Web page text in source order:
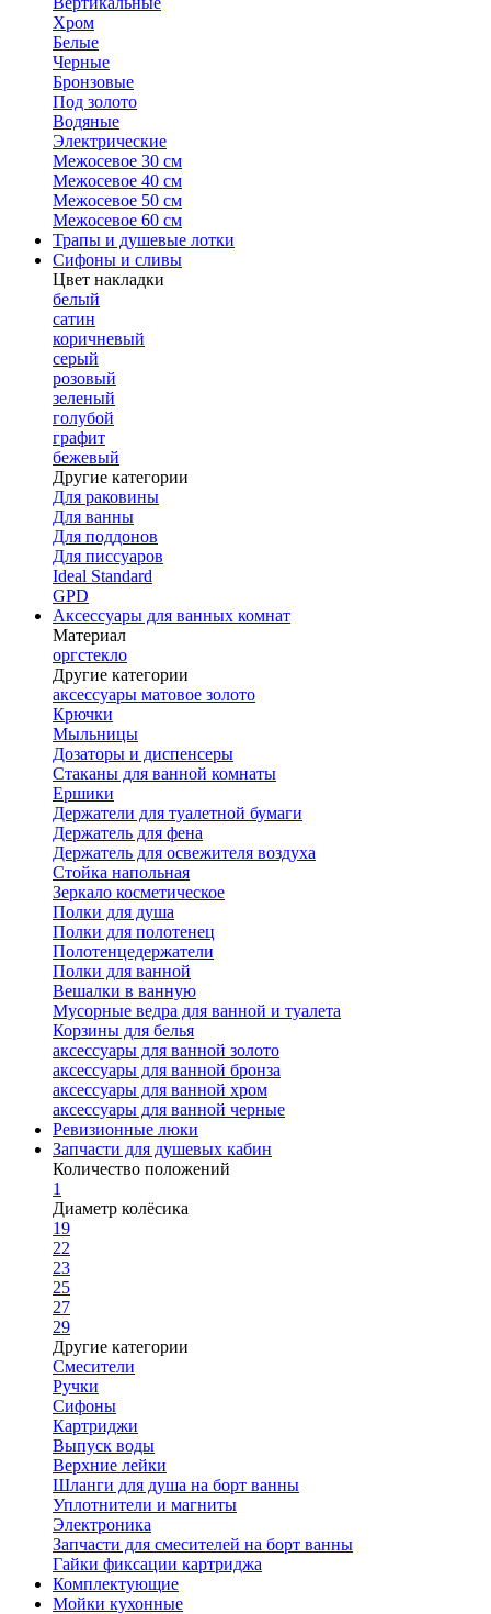
Хром
Белые
Черные
Бронзовые
Под золото
Водяные
Электрические
Межосевое 30 см
Межосевое 40 см
Межосевое 50 см
Межосевое 60 см
Трапы и душевые лотки
Сифоны и сливы
Цвет накладки
белый
сатин
коричневый
серый
розовый
зеленый
голубой
графит
бежевый
Другие категории
Для раковины
Для ванны
Для поддонов
Для писсуаров
Ideal Standard
GPD
Аксессуары для ванных комнат
Материал
оргстекло
Другие категории
аксессуары матовое золото
Крючки
Мыльницы
Дозаторы и диспенсеры
Стаканы для ванной комнаты
Ершики
Держатели для туалетной бумаги
Держатель для фена
Держатель для освежителя воздуха
Стойка напольная
Зеркало косметическое
Полки для душа
Полки для полотенец
Полотенцедержатели
Полки для ванной
Вешалки в ванную
Мусорные ведра для ванной и туалета
Корзины для белья
аксессуары для ванной золото
аксессуары для ванной бронза
аксессуары для ванной хром
аксессуары для ванной черные
Ревизионные люки
Запчасти для душевых кабин
Количество положений
1
Диаметр колёсика
19
22
23
25
27
29
Другие категории
Смесители
Ручки
Сифоны
Картриджи
Выпуск воды
Верхние лейки
Шланги для душа на борт ванны
Уплотнители и магниты
Электроника
Запчасти для смесителей на борт ванны
Гайки фиксации картриджа
Комплектующие
Мойки кухонные